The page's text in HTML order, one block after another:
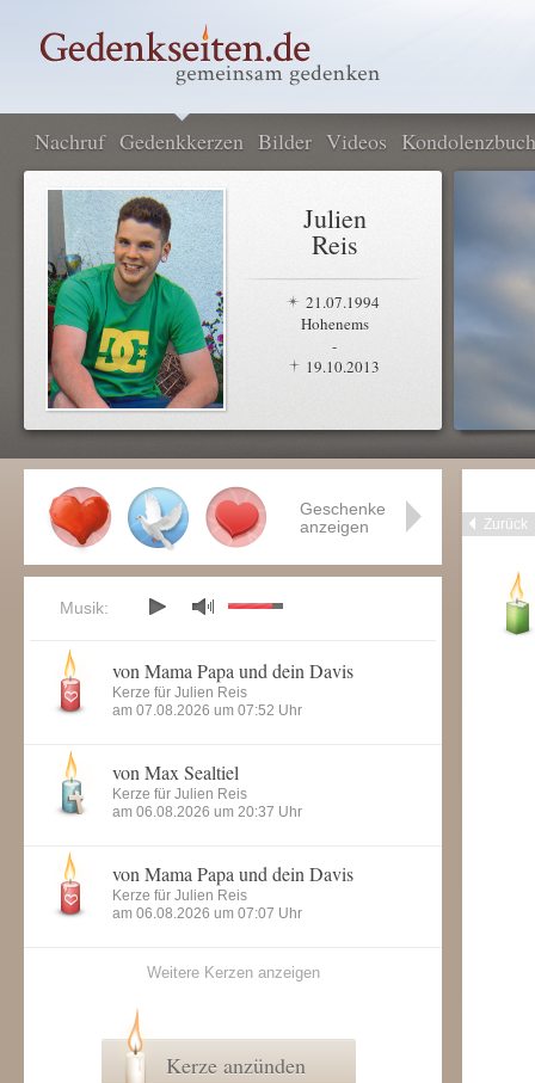
Nachruf Gedenkkerzen Bilder Videos Kondolenzbuch
Julien
Reis
21.07.1994
Hohenems
-
19.10.2013
Zurück
Geschenke
anzeigen
Musik:
von Mama Papa und dein Davis
Kerze für Julien Reis
am 07.08.2026 um 07:52 Uhr
von Max Sealtiel
Kerze für Julien Reis
am 06.08.2026 um 20:37 Uhr
von Mama Papa und dein Davis
Kerze für Julien Reis
am 06.08.2026 um 07:07 Uhr
Weitere Kerzen anzeigen
Kerze anzünden